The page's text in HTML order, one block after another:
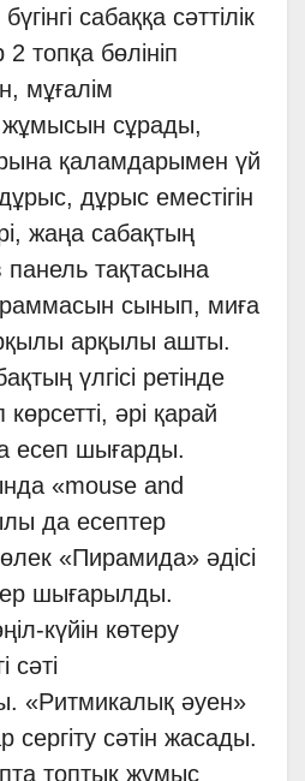
сабаққа сәттілік
топқа бөлініп
мұғалім
сұрады,
қаламдарымен үй
дұрыс еместігін
жаңа сабақтың
тақтасына
сынып, миға
арқылы ашты.
үлгісі ретінде
әрі қарай
есеп шығарды.
«mouse and
да есептер
«Пирамида» әдісі
шығарылды.
күйін көтеру
сәті
«Ритмикалық әуен»
сәтін жасады.
топтық жұмыс